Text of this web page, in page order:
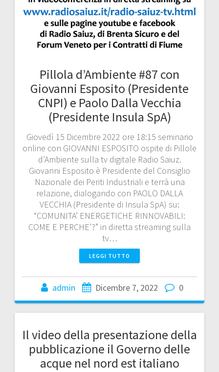
Pillola d’Ambiente #87 con
Giovanni Esposito (Presidente
CNPI) e Paolo Dalla Vecchia
(Presidente Insula SpA)
Giovedì 15 Dicembre 2022 ore 18:15 seminario
online con GIOVANNI ESPOSITO ospite di Pillole
d’Ambiente sulla tv digitale Radio Saiuz.
Giovanni Esposito è Presidente del Consiglio
Nazionale dei Periti Industriali e terrà una
relazione, dialogando con PAOLO DALLA
VECCHIA (Presidente di Insula SpA) su:
“COMUNITA’ ENERGETICHE RINNOVABILI:
COME E PERCHE’?” in diretta streaming sulla
tv…
LEGGI TUTTO
admin Dicembre 7, 2022 0
Il video della presentazione della
pubblicazione il Governo delle
acque nel nord est italiano